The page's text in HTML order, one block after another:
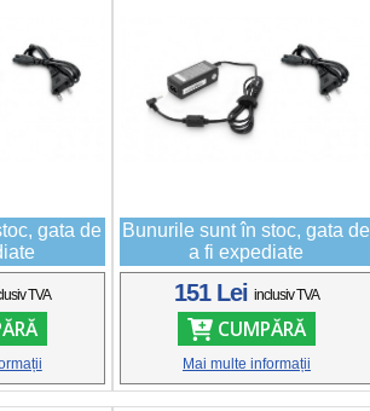
gata de
TVA
Bunurile sunt în stoc, gata de
a fi expediate
151 Lei inclusiv TVA
CUMPĂRĂ
Mai multe informații